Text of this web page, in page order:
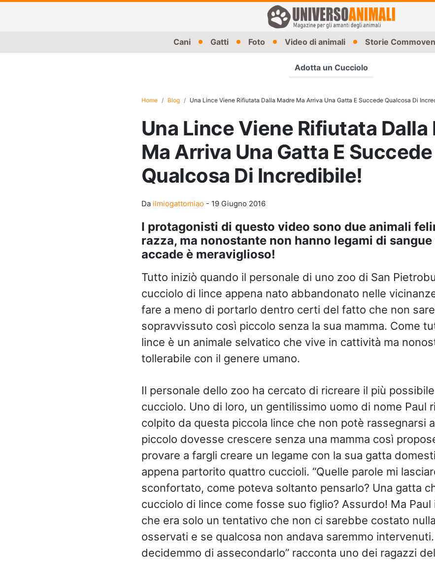
Cani Gatti Foto Video di animali Storie
Adotta un Cucciolo
Home Blog Una Lince Viene Rifiutata Dalla Madre Ma Arriva Una Gatta E Succede Qualcosa Di
Una Lince Viene Rifiutata Dalla
Ma Arriva Una Gatta E Succede
Qualcosa Di Incredibile!
Da ilmiogattomiao- 19 Giugno 2016
I protagonisti di questo video sono due animali
razza, ma nonostante non hanno legami di
accade è meraviglioso!
Tutto iniziò quando il personale di uno zoo di San
cucciolo di lince appena nato abbandonato nelle
fare a meno di portarlo dentro certi del fatto che non
sopravvissuto così piccolo senza la sua mamma. Come
lince è un animale selvatico che vive in cattività ma
tollerabile con il genere umano.
Il personale dello zoo ha cercato di ricreare il più
cucciolo. Uno di loro, un gentilissimo uomo di nome Paul
colpito da questa piccola lince che non potè rassegnarsi
piccolo dovesse crescere senza una mamma così
provare a fargli creare un legame con la sua gatta
appena partorito quattro cuccioli. “Quelle parole mi
sconfortato, come poteva soltanto pensarlo? Una gatta
cucciolo di lince come fosse suo figlio? Assurdo! Ma
che era solo un tentativo che non ci sarebbe costato
osservati e se qualcosa non andava saremmo
decidemmo di assecondarlo” racconta uno dei ragazzi